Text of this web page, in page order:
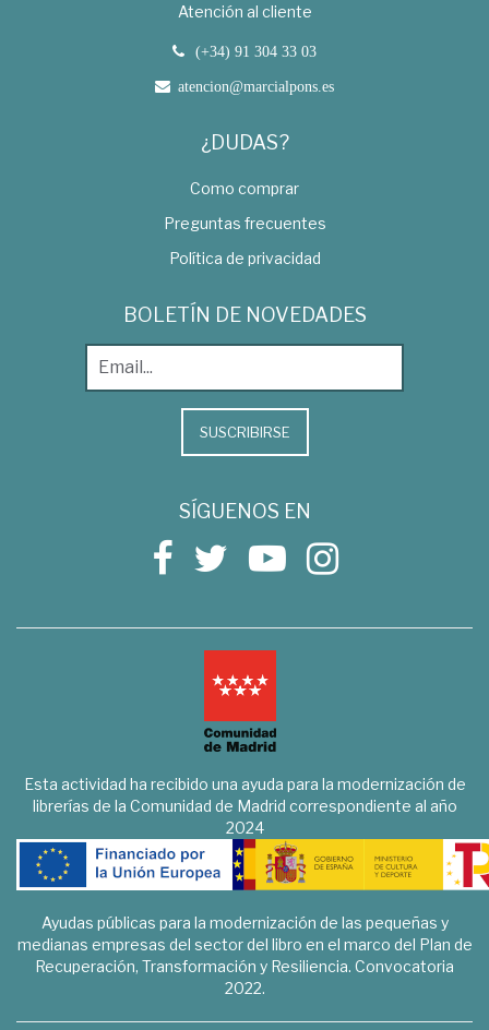
Atención al cliente
(+34) 91 304 33 03
atencion@marcialpons.es
¿DUDAS?
Como comprar
Preguntas frecuentes
Política de privacidad
BOLETÍN DE NOVEDADES
SUSCRIBIRSE
SÍGUENOS EN
Esta actividad ha recibido una ayuda para la modernización de
librerías de la Comunidad de Madrid correspondiente al año
2024
Ayudas públicas para la modernización de las pequeñas y
medianas empresas del sector del libro en el marco del Plan de
Recuperación, Transformación y Resiliencia. Convocatoria
2022.